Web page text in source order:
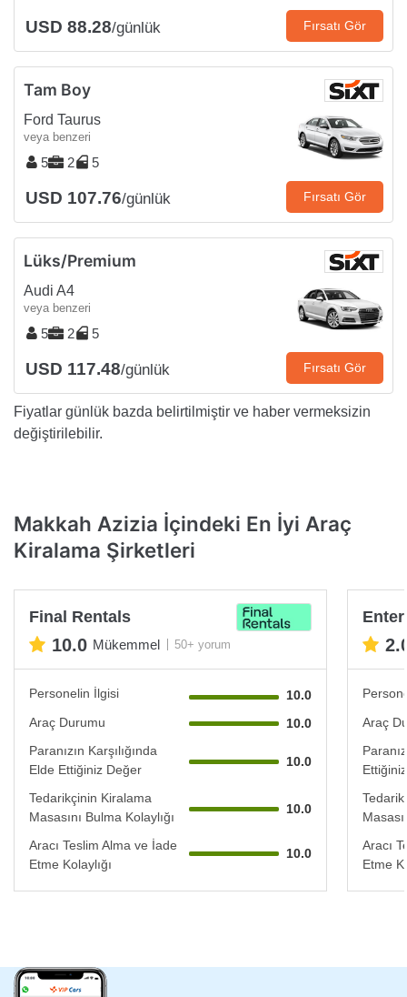
USD 88.28/günlük Fırsatı Gör
Tam Boy
Ford Taurus
veya benzeri
5 2 5
USD 107.76/günlük Fırsatı Gör
Lüks/Premium
Audi A4
veya benzeri
5 2 5
USD 117.48/günlük Fırsatı Gör
Fiyatlar günlük bazda belirtilmiştir ve haber vermeksizin
değiştirilebilir.
Makkah Azizia İçindeki En İyi Araç
Kiralama Şirketleri
Final Rentals
10.0 Mükemmel 50+ yorum
Personelin İlgisi
10.0
Araç Durumu
10.0
Paranızın Karşılığında
Elde Ettiğiniz Değer
10.0
Tedarikçinin Kiralama
Masasını Bulma Kolaylığı
10.0
Aracı Teslim Alma ve İade
Etme Kolaylığı
10.0
Araç
Aracı
Etme